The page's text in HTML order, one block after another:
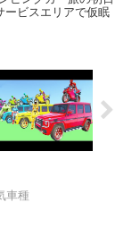
ビスエリアで仮眠
車種